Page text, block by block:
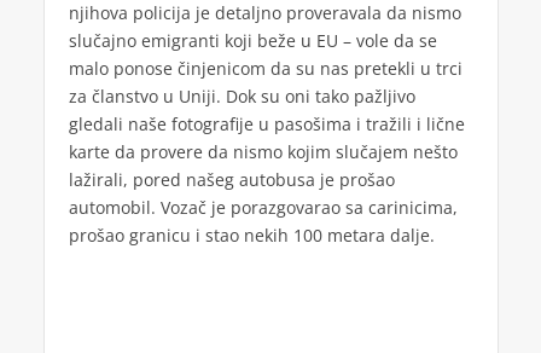
njihova policija je detaljno proveravala da nismo
slučajno emigranti koji beže u EU – vole da se
malo ponose činjenicom da su nas pretekli u trci
za članstvo u Uniji. Dok su oni tako pažljivo
gledali naše fotografije u pasošima i tražili i lične
karte da provere da nismo kojim slučajem nešto
lažirali, pored našeg autobusa je prošao
automobil. Vozač je porazgovarao sa carinicima,
prošao granicu i stao nekih 100 metara dalje.